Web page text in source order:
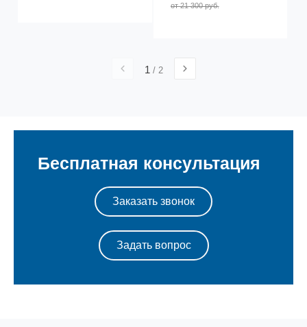
от 21 300 руб.
1 / 2
Бесплатная консультация
Заказать звонок
Задать вопрос